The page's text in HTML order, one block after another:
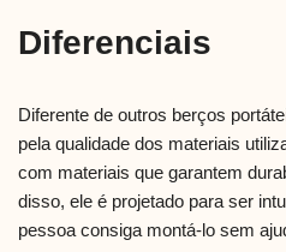
Diferenciais
Diferente de outros berços
pela qualidade dos materiais
com materiais que garantem
disso, ele é projetado para ser
pessoa consiga montá-lo sem